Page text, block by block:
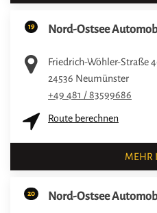
19 Nord-Ostsee
Friedrich-Wöhler-Straße
24536 Neumünster
+49 481 / 83599686
Route berechnen
MEHR
20 Nord-Ostsee